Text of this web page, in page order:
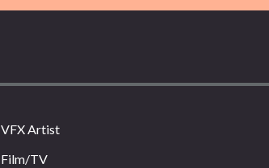
VFX Artist
Film/TV